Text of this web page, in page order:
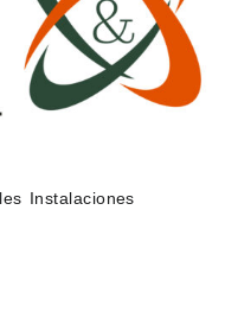
Instalaciones